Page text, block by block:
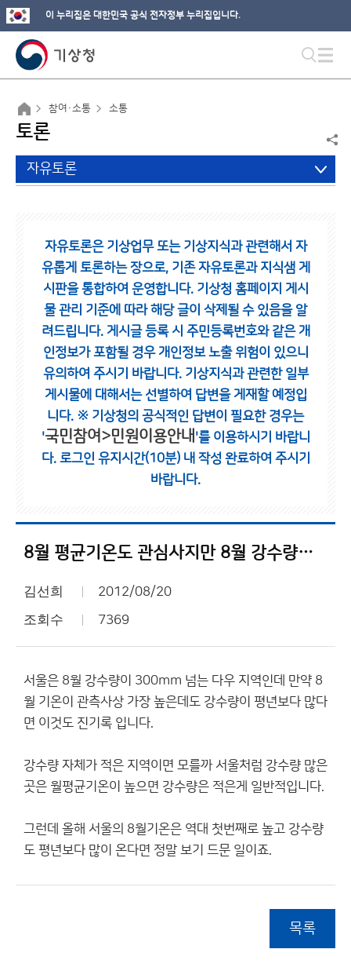
이 누리집은 대한민국 공식 전자정부 누리집입니다.
참여·소통 소통
토론
자유토론
자유토론은 기상업무 또는 기상지식과 관련해서 자
유롭게 토론하는 장으로, 기존 자유토론과 지식샘 게
시판을 통합하여 운영합니다. 기상청 홈페이지 게시
물 관리 기준에 따라 해당 글이 삭제될 수 있음을 알
려드립니다. 게시글 등록 시 주민등록번호와 같은 개
인정보가 포함될 경우 개인정보 노출 위험이 있으니
유의하여 주시기 바랍니다. 기상지식과 관련한 일부
게시물에 대해서는 선별하여 답변을 게재할 예정입
니다. ※ 기상청의 공식적인 답변이 필요한 경우는
'국민참여>민원이용안내 '를 이용하시기 바랍니
다. 로그인 유지시간(10분) 내 작성 완료하여 주시기
바랍니다.
8월 평균기온도 관심사지만 8월 강수량도 관심거리
김선희 2012/08/20
조회수 7369
서울은 8월 강수량이 300mm 넘는 다우 지역인데 만약 8
월 기온이 관측사상 가장 높은데도 강수량이 평년보다 많다
면 이것도 진기록 입니다.
강수량 자체가 적은 지역이면 모를까 서울처럼 강수량 많은
곳은 월평균기온이 높으면 강수량은 적은게 일반적입니다.
그런데 올해 서울의 8월기온은 역대 첫번째로 높고 강수량
도 평년보다 많이 온다면 정말 보기 드문 일이죠.
목록